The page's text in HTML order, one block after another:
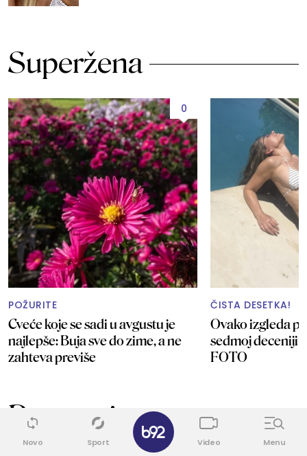
Superžena
0
POŽURITE
Cveće koje se sadi u avgustu je
najlepše: Buja sve do zime, a ne
zahteva previše
ČISTA DESETKA!
Ovako izgleda
sedmoj deceniji
FOTO
Putovanja
Novo Sport Video Menu
✕